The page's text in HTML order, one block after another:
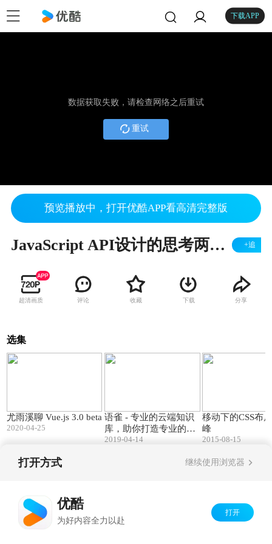
下载APP
数据获取失败，请检查网络之后重试
重试
预览播放中，打开优酷APP看高清完整版
JavaScript API设计的思考两三例 01 - hax[w3ctech] +追
超清画质 评论 收藏 下载 分享
选集
尤雨溪聊 Vue.js 3.0 beta
2020-04-25
语雀 - 专业的云端知识
库，助你打造专业的知
识库！
2019-04-14
移动下的CSS布
峰
2015-08-15
打开方式 继续使用浏览器
优酷
为好内容全力以赴
打开